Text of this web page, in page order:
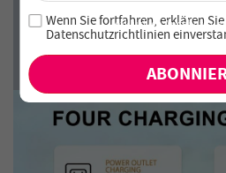
Melde dich für unseren Newsletter
exklusiven Angebote
Wenn Sie fortfahren, erklären
Datenschutzrichtlinien